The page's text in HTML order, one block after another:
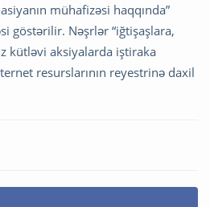
mühafizəsi haqqında”
göstərilir. Nəşrlər “iğtişaşlara,
kütləvi aksiyalarda iştiraka
resurslarının reyestrinə daxil